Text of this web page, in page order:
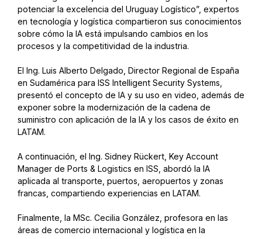
potenciar la excelencia del Uruguay Logístico”, expertos
en tecnología y logística compartieron sus conocimientos
sobre cómo la IA está impulsando cambios en los
procesos y la competitividad de la industria.
El Ing. Luis Alberto Delgado, Director Regional de España
en Sudamérica para ISS Intelligent Security Systems,
presentó el concepto de IA y su uso en video, además de
exponer sobre la modernización de la cadena de
suministro con aplicación de la IA y los casos de éxito en
LATAM.
A continuación, el Ing. Sidney Rückert, Key Account
Manager de Ports & Logistics en ISS, abordó la IA
aplicada al transporte, puertos, aeropuertos y zonas
francas, compartiendo experiencias en LATAM.
Finalmente, la MSc. Cecilia González, profesora en las
áreas de comercio internacional y logística en la